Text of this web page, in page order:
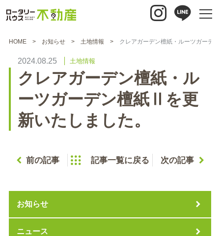
HOME お知らせ 土地情報 クレアガーデン檀紙・ルーツガーデ
2024.08.25 土地情報
クレアガーデン檀紙・ル
ーツガーデン檀紙Ⅱを更
新いたしました。
前の記事 記事一覧に戻る 次の記事
お知らせ
ニュース